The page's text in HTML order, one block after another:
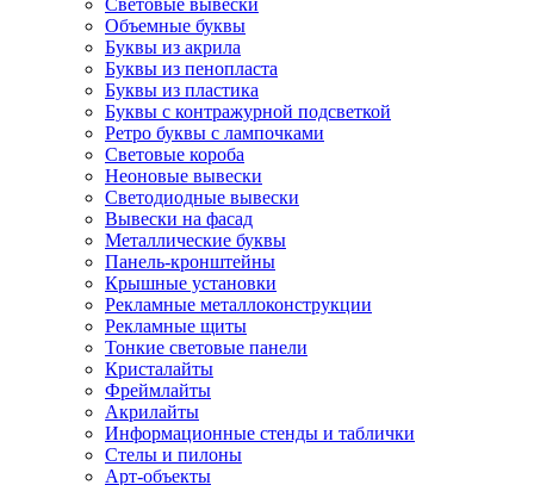
Световые вывески
Объемные буквы
Буквы из акрила
Буквы из пенопласта
Буквы из пластика
Буквы с контражурной подсветкой
Ретро буквы с лампочками
Световые короба
Неоновые вывески
Светодиодные вывески
Вывески на фасад
Металлические буквы
Панель-кронштейны
Крышные установки
Рекламные металлоконструкции
Рекламные щиты
Тонкие световые панели
Кристалайты
Фреймлайты
Акрилайты
Информационные стенды и таблички
Стелы и пилоны
Арт-объекты